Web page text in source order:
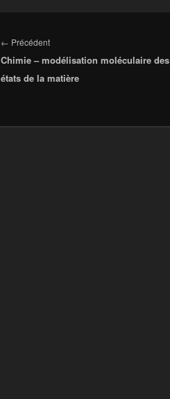
de
l’article
← PrécédentArticle
précédent :
Chimie – modélisation moléculaire
états de la matière